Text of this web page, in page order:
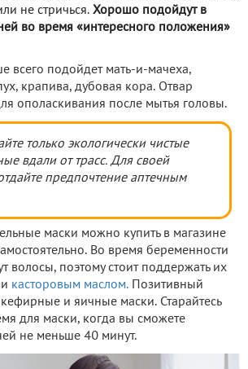
не стричься. Хорошо подойдут в
во время «интересного положения»
всего подойдет мать-и-мачеха,
крапива, дубовая кора. Отвар
ополаскивания после мытья головы.
только экологически чистые
вдали от трасс. Для своей
предпочтение аптечным
маски можно купить в магазине
Во время беременности
волосы, поэтому стоит поддержать их
касторовым маслом. Позитивный
и яичные маски. Старайтесь
для маски, когда вы сможете
не меньше 40 минут.